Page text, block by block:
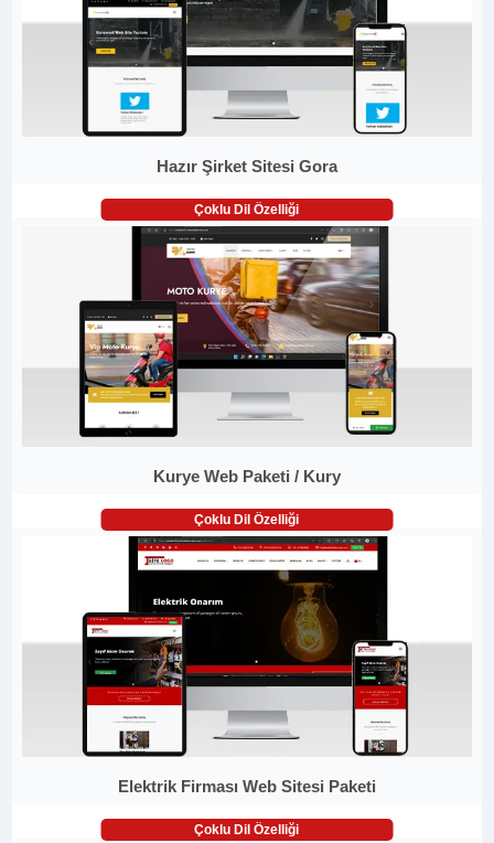
Hazır Şirket Sitesi Gora
Çoklu Dil Özelliği
Kurye Web Paketi / Kury
Çoklu Dil Özelliği
Elektrik Firması Web Sitesi Paketi
Çoklu Dil Özelliği